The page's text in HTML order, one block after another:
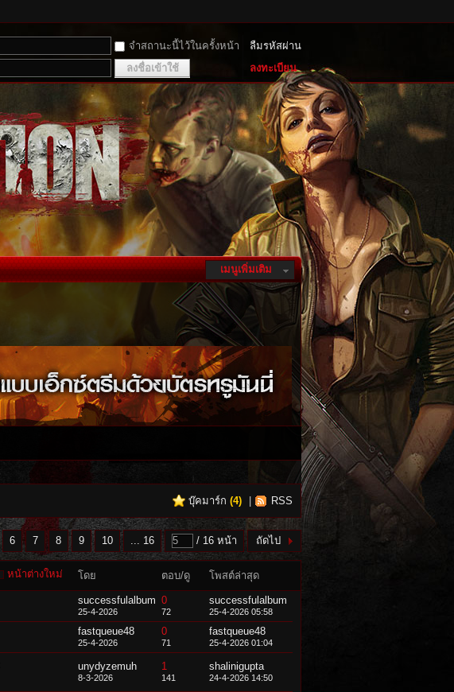
จำสถานะนี้ไว้ในครั้งหน้า
ลืมรหัสผ่าน
ลงชื่อเข้าใช้ ลงทะเบียน
เมนูเพิ่มเติม
บุ๊คมาร์ก (4) RSS
6 7 8 9 10 ... 16 / 16 หน้า ถัดไป
หน้าต่างใหม่ โดย ตอบ/ดู โพสต์ล่าสุด
successfulalbum
25-4-2026
0
72
successfulalbum
25-4-2026 05:58
fastqueue48
25-4-2026
0
71
fastqueue48
25-4-2026 01:04
unydyzemuh
8-3-2026
1
141
shalinigupta
24-4-2026 14:50